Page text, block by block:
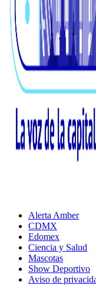
Alerta Amber
CDMX
Edomex
Ciencia y Salud
Mascotas
Show Deportivo
Aviso de